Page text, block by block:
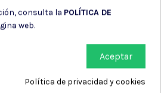
permitida:
consulta la POLÍTICA DE
web.
Aceptar
Política de privacidad y cookies